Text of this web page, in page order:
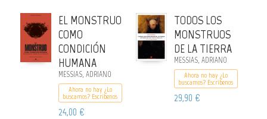
EL MONSTRUO
COMO
CONDICIÓN
HUMANA
MESSIAS, ADRIANO
Ahora no hay ¿Lo
buscamos? Escribenos
24,00 €
TODOS LOS
MONSTRUOS
DE LA TIERRA
MESSIAS, ADRIANO
Ahora no hay ¿Lo
buscamos? Escribenos
29,90 €